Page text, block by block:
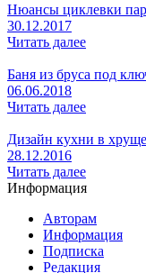
Нюансы циклевки
30.12.2017
Читать далее
Баня из бруса под
06.06.2018
Читать далее
Дизайн кухни в
28.12.2016
Читать далее
Информация
Авторам
Информация
Подписка
Редакция